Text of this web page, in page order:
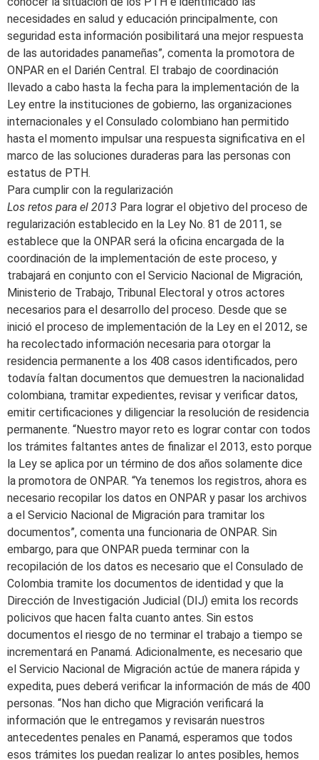
necesidades en salud y educación principalmente, con
seguridad esta información posibilitará una mejor respuesta
de las autoridades panameñas”, comenta la promotora de
ONPAR en el Darién Central. El trabajo de coordinación
llevado a cabo hasta la fecha para la implementación de la
Ley entre la instituciones de gobierno, las organizaciones
internacionales y el Consulado colombiano han permitido
hasta el momento impulsar una respuesta significativa en el
marco de las soluciones duraderas para las personas con
estatus de PTH.
Para cumplir con la regularización
Los retos para el 2013 Para lograr el objetivo del proceso de
regularización establecido en la Ley No. 81 de 2011, se
establece que la ONPAR será la oficina encargada de la
coordinación de la implementación de este proceso, y
trabajará en conjunto con el Servicio Nacional de Migración,
Ministerio de Trabajo, Tribunal Electoral y otros actores
necesarios para el desarrollo del proceso. Desde que se
inició el proceso de implementación de la Ley en el 2012, se
ha recolectado información necesaria para otorgar la
residencia permanente a los 408 casos identificados, pero
todavía faltan documentos que demuestren la nacionalidad
colombiana, tramitar expedientes, revisar y verificar datos,
emitir certificaciones y diligenciar la resolución de residencia
permanente. “Nuestro mayor reto es lograr contar con todos
los trámites faltantes antes de finalizar el 2013, esto porque
la Ley se aplica por un término de dos años solamente dice
la promotora de ONPAR. “Ya tenemos los registros, ahora es
necesario recopilar los datos en ONPAR y pasar los archivos
a el Servicio Nacional de Migración para tramitar los
documentos”, comenta una funcionaria de ONPAR. Sin
embargo, para que ONPAR pueda terminar con la
recopilación de los datos es necesario que el Consulado de
Colombia tramite los documentos de identidad y que la
Dirección de Investigación Judicial (DIJ) emita los records
policivos que hacen falta cuanto antes. Sin estos
documentos el riesgo de no terminar el trabajo a tiempo se
incrementará en Panamá. Adicionalmente, es necesario que
el Servicio Nacional de Migración actúe de manera rápida y
expedita, pues deberá verificar la información de más de 400
personas. “Nos han dicho que Migración verificará la
información que le entregamos y revisarán nuestros
antecedentes penales en Panamá, esperamos que todos
esos trámites los puedan realizar lo antes posibles, hemos